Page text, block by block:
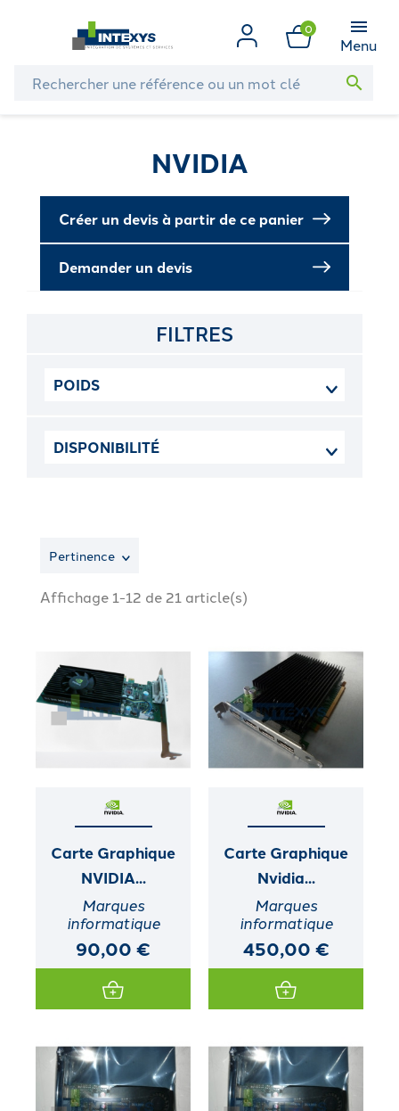
0
Menu
search
NVIDIA
Créer un devis à partir de ce panier
Demander un devis
FILTRES
POIDS
DISPONIBILITÉ
Pertinence
Affichage 1-12 de 21 article(s)
Carte Graphique
NVIDIA...
Marques
informatique
90,00 €
Carte Graphique
Nvidia...
Marques
informatique
450,00 €